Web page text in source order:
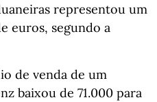
representou um
euros, segundo a
de venda de um
baixou de 71.000 para